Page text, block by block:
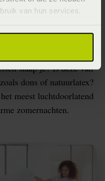
van hun services.
hoofdkussen
een gepaste optie. En
slaap je? Is deze van
dons of natuurlatex?
meest luchtdoorlatend
zomernachten.